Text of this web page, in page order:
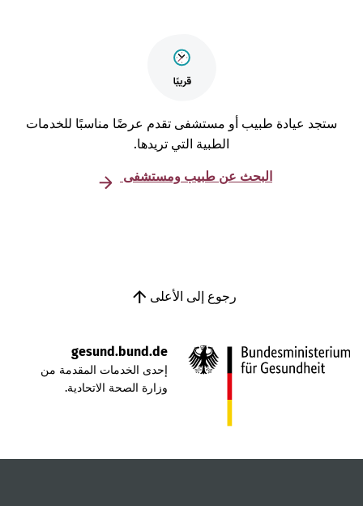
عيادة طبيب أو مستشفى تقدم عرضًا مناسبًا للخدمات
الطبية التي تريدها.
البحث عن طبيب ومستشفى
رجوع إلى الأعلى
gesund.bund.de
إحدى الخدمات المقدمة من
وزارة الصحة الاتحادية.